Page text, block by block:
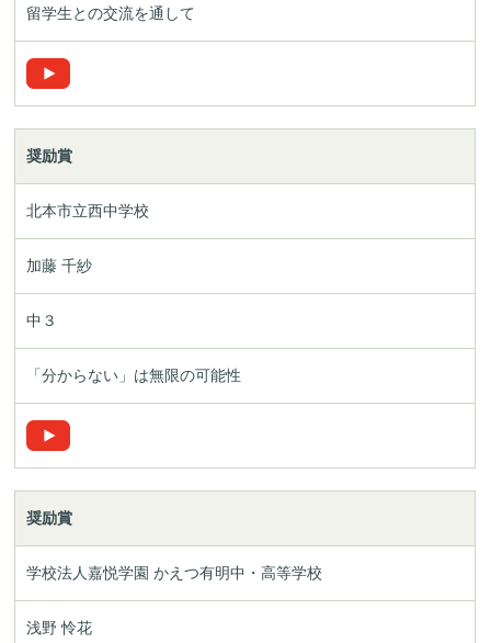
留学生との交流を通して
奨励賞
北本市立西中学校
加藤 千紗
中３
「分からない」は無限の可能性
奨励賞
学校法人嘉悦学園 かえつ有明中・高等学校
浅野 怜花